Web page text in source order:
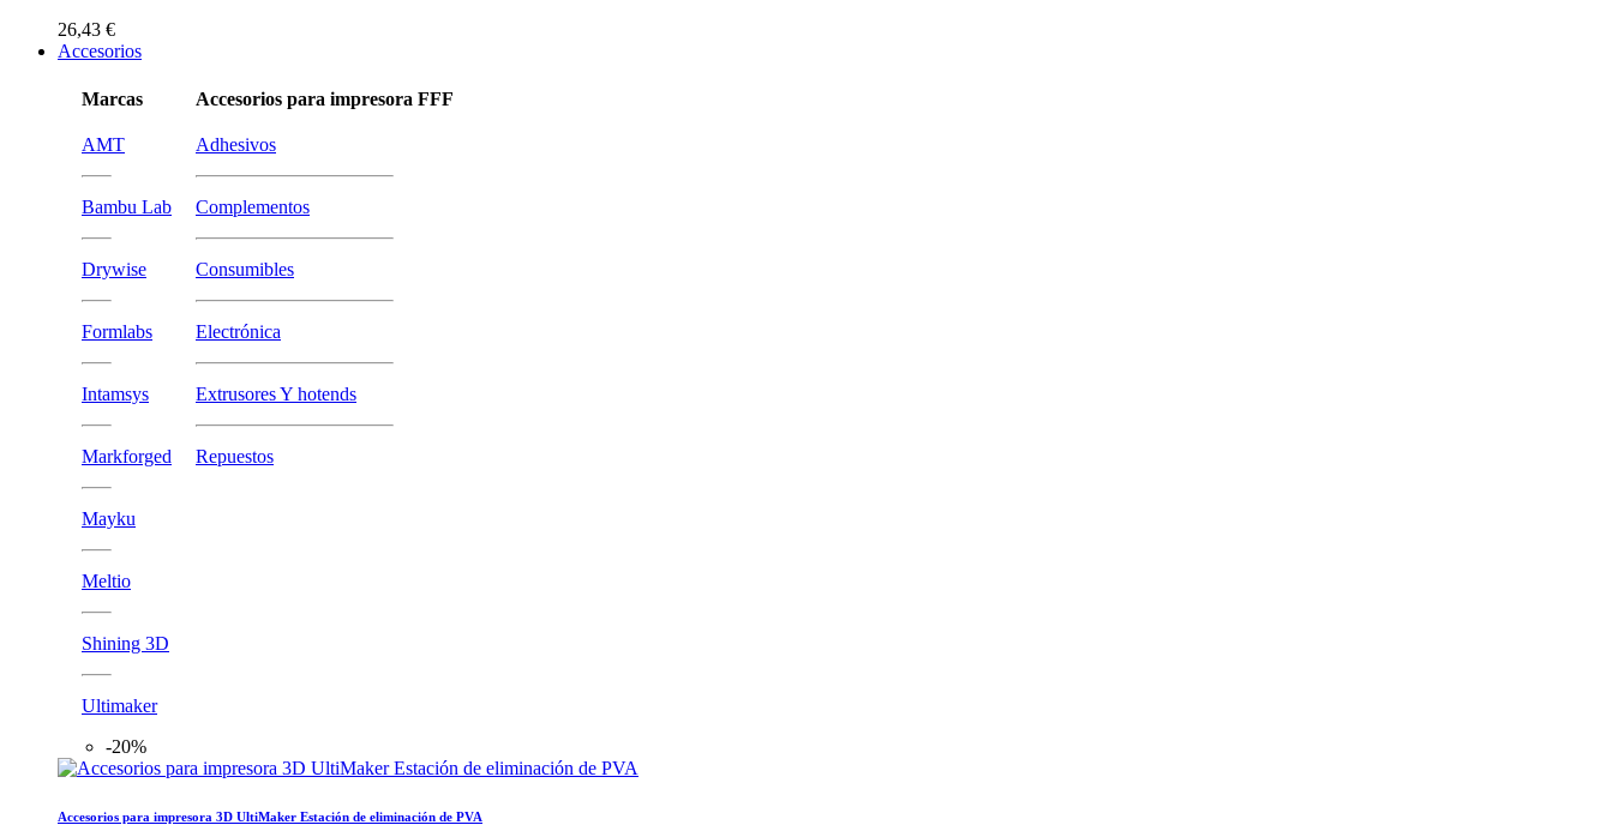
26,43 €
Accesorios
Marcas
AMT
Bambu Lab
Drywise
Formlabs
Intamsys
Markforged
Mayku
Meltio
Shining 3D
Ultimaker
Accesorios para impresora FFF
Adhesivos
Complementos
Consumibles
Electrónica
Extrusores Y hotends
Repuestos
-20%
Accesorios para impresora 3D UltiMaker Estación de eliminación de PVA